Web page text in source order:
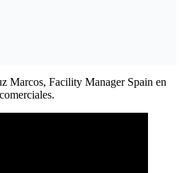
Marcos, Facility Manager Spain en